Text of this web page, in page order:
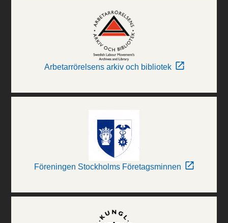
Arbetarrörelsens arkiv och bibliotek
Föreningen Stockholms Företagsminnen